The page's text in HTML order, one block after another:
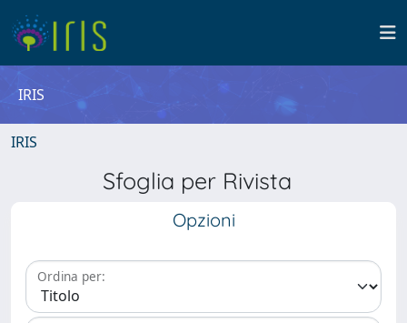
IRIS
IRIS
Sfoglia per Rivista
Opzioni
Ordina per: